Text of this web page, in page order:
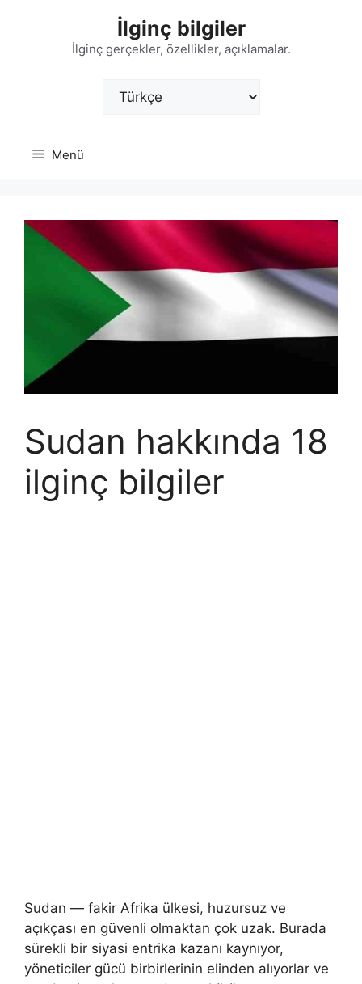
İlginç bilgiler
İlginç gerçekler, özellikler, açıklamalar.
Menü
Sudan hakkında 18
ilginç bilgiler
Sudan — fakir Afrika ülkesi, huzursuz ve
açıkçası en güvenli olmaktan çok uzak. Burada
sürekli bir siyasi entrika kazanı kaynıyor,
yöneticiler gücü birbirlerinin elinden alıyorlar ve